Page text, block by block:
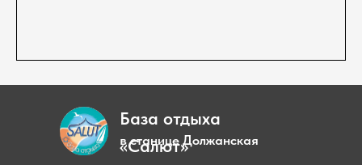
База отдыха
«Салют»
в станице Должанская